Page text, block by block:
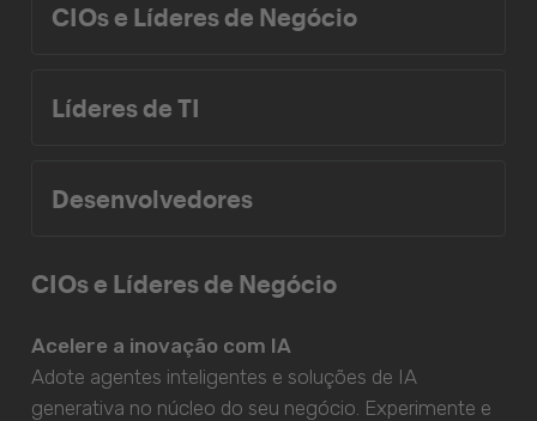
CIOs e Líderes de Negócio
Líderes de TI
Desenvolvedores
CIOs e Líderes de Negócio
Acelere a inovação com IA
Adote agentes inteligentes e soluções de IA
generativa no núcleo do seu negócio. Experimente e